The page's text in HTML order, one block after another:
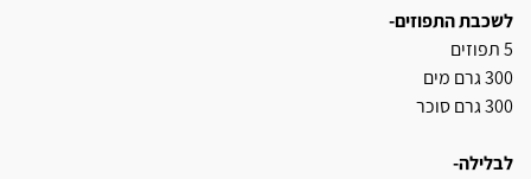
לשכבת התפוזים-
5 תפוזים
300 גרם מים
300 גרם סוכר
לבלילה-